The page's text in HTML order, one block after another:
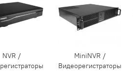
NVR /
MiniNVR /
Видеорегистраторы